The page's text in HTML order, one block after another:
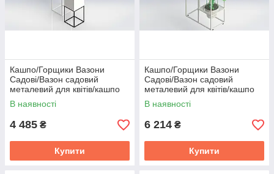
Кашпо/Горщики Вазони
Садові/Вазон садовий
металевий для квітів/кашпо
для квітів/квітковий горщик/
Кашпо
В наявності
4 485 ₴
Купити
Кашпо/Горщики Вазони
Садові/Вазон садовий
металевий для квітів/кашпо
для квітів/квітковий горщик/
Кашпо
В наявності
6 214 ₴
Купити